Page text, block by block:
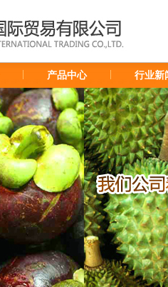
产品中心 行业新